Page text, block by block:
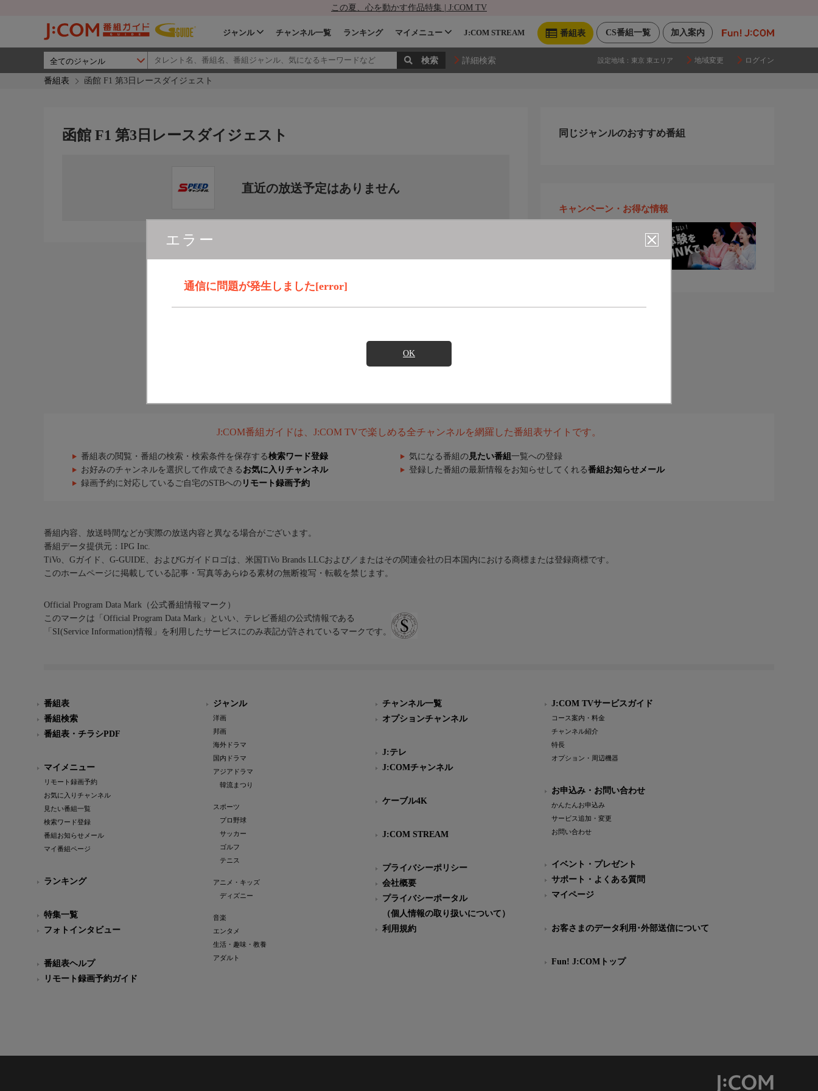
この夏、心を動かす作品特集 | J:COM TV
加入案内
CS番組一覧
番組表
ジャンル チャンネル一覧 ランキング マイメニュー J:COM STREAM
詳細検索 設定地域： 東京 東エリア 地域変更 ログイン
番組表 函館 F1 第3日レースダイジェスト
エラー
通信に問題が発生しました[error]
OK
函館 F1 第3日レースダイジェスト
直近の放送予定はありません
同じジャンルのおすすめ番組
キャンペーン・お得な情報
J:COM番組ガイドは、J:COM TVで楽しめる全チャンネルを網羅した番組表サイトです。
番組表の閲覧・番組の検索・検索条件を保存する検索ワード登録 気になる番組の 見たい番組 一覧への登録
お好みのチャンネルを選択して作成できる お気に入りチャンネル 登録した番組の最新情報をお知らせしてくれる番組お知らせメール
録画予約に対応しているご自宅のSTBへの リモート録画予約
番組内容、放送時間などが実際の放送内容と異なる場合がございます。
番組データ提供元：IPG Inc.
TiVo、Gガイド、G-GUIDE、およびGガイドロゴは、米国TiVo Brands LLCおよび／またはその関連会社の日本国内における商標または登録商標です。
このホームページに掲載している記事・写真等あらゆる素材の無断複写・転載を禁じます。
Official Program Data Mark（公式番組情報マーク）
このマークは「Official Program Data Mark」といい、テレビ番組の公式情報である
「SI(Service Information)情報」を利用したサービスにのみ表記が許されているマークです。
番組表
番組検索
番組表・チラシPDF
マイメニュー
リモート録画予約
お気に入りチャンネル
見たい番組一覧
検索ワード登録
番組お知らせメール
マイ番組ページ
ランキング
特集一覧
フォトインタビュー
番組表ヘルプ
リモート録画予約ガイド
ジャンル
洋画
邦画
海外ドラマ
国内ドラマ
アジアドラマ
韓流まつり
スポーツ
プロ野球
サッカー
ゴルフ
テニス
アニメ・キッズ
ディズニー
音楽
エンタメ
生活・趣味・教養
アダルト
チャンネル一覧
オプションチャンネル
J:テレ
J:COMチャンネル
ケーブル4K
J:COM STREAM
プライバシーポリシー
会社概要
プライバシーポータル
（個人情報の取り扱いについて）
利用規約
J:COM TVサービスガイド
コース案内・料金
チャンネル紹介
特長
オプション・周辺機器
お申込み・お問い合わせ
かんたんお申込み
サービス追加・変更
お問い合わせ
イベント・プレゼント
サポート・よくある質問
マイページ
お客さまのデータ利用･外部送信について
Fun! J:COMトップ